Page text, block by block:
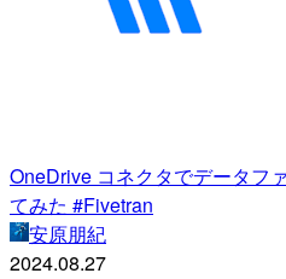
OneDrive コネクタでデータフ
てみた #Fivetran
安原朋紀
2024.08.27